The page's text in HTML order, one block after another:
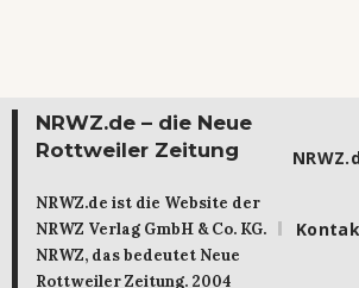
NRWZ.de – die Neue
Rottweiler Zeitung
NRWZ.de ist die Website der
NRWZ Verlag GmbH & Co. KG.
NRWZ, das bedeutet Neue
Rottweiler Zeitung. 2004